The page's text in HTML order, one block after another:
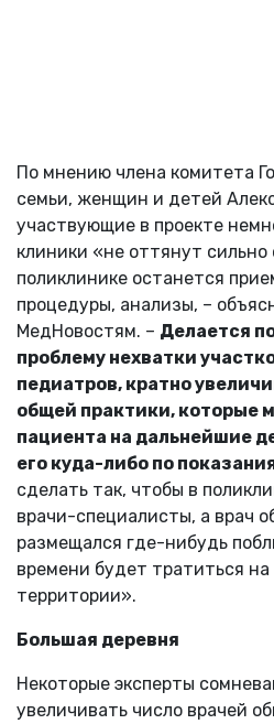
По мнению члена комитета
семьи, женщин и детей
участвующие в проекте
клиники «не оттянут
поликлинике останется
процедуры, анализы, –
МедНовостям. – Делается
проблему нехватки
педиатров, кратно
общей практики, которые
пациента на дальнейшие
его куда-либо по
сделать так, чтобы в
врачи-специалисты, а врач
размещался где-нибудь
времени будет тратиться
территории».
Большая деревня
Некоторые эксперты
увеличивать число врачей